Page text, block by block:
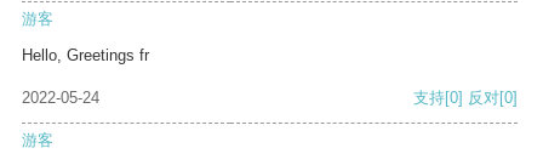
游客
Hello, Greetings fr
2022-05-24 支持[0] 反对[0]
游客